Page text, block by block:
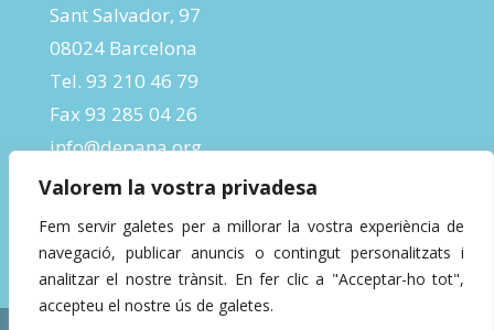
Valorem la vostra privadesa
Fem servir galetes per a millorar la vostra experiència de
navegació, publicar anuncis o contingut personalitzats i
analitzar el nostre trànsit. En fer clic a "Acceptar-ho tot",
accepteu el nostre ús de galetes.
Sant Salvador, 97
08024 Barcelona
Tel. 93 210 46 79
Fax 93 285 04 26
info@depana.org